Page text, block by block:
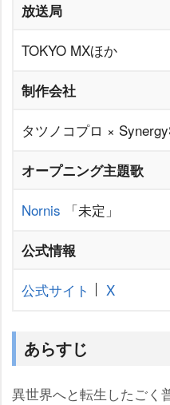
放送局
TOKYO MXほか
制作会社
タツノコプロ ×
オープニング主題歌
Nornis 「未定」
公式情報
公式サイト X
あらすじ
異世界へと転生したごく